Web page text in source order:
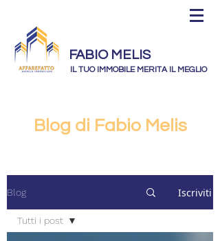
FABIO MELIS
IL TUO IMMOBILE MERITA IL MEGLIO
Blog di Fabio Melis
Blog Iscriviti
Tutti i post